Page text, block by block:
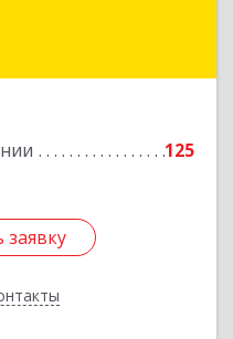
125
г, Алтайская